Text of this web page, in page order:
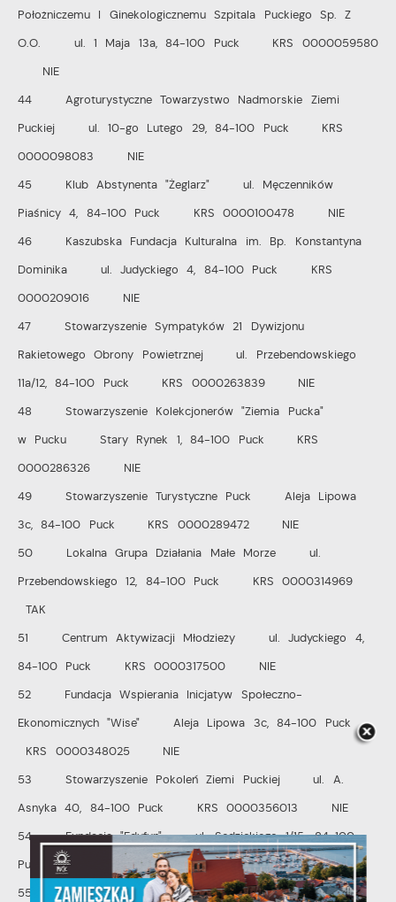
Położniczemu I Ginekologicznemu Szpitala Puckiego Sp. Z
O.O. ul. 1 Maja 13a, 84-100 Puck KRS 0000059580
NIE
44 Agroturystyczne Towarzystwo Nadmorskie Ziemi
Puckiej ul. 10-go Lutego 29, 84-100 Puck KRS
0000098083 NIE
45 Klub Abstynenta "Żeglarz" ul. Męczenników
Piaśnicy 4, 84-100 Puck KRS 0000100478 NIE
46 Kaszubska Fundacja Kulturalna im. Bp. Konstantyna
Dominika ul. Judyckiego 4, 84-100 Puck KRS
0000209016 NIE
47 Stowarzyszenie Sympatyków 21 Dywizjonu
Rakietowego Obrony Powietrznej ul. Przebendowskiego
11a/12, 84-100 Puck KRS 0000263839 NIE
48 Stowarzyszenie Kolekcjonerów "Ziemia Pucka"
w Pucku Stary Rynek 1, 84-100 Puck KRS
0000286326 NIE
49 Stowarzyszenie Turystyczne Puck Aleja Lipowa
3c, 84-100 Puck KRS 0000289472 NIE
50 Lokalna Grupa Działania Małe Morze ul.
Przebendowskiego 12, 84-100 Puck KRS 0000314969
TAK
51 Centrum Aktywizacji Młodzieży ul. Judyckiego 4,
84-100 Puck KRS 0000317500 NIE
52 Fundacja Wspierania Inicjatyw Społeczno-
Ekonomicznych "Wise" Aleja Lipowa 3c, 84-100 Puck
KRS 0000348025 NIE
53 Stowarzyszenie Pokoleń Ziemi Puckiej ul. A.
Asnyka 40, 84-100 Puck KRS 0000356013 NIE
54 Fundacja "Edufun" ul. Sędzickiego 1/15, 84-100
Puck KRS 0000386628 NIE
55 Stowarzyszenie Pozytywne Żłobki ul.